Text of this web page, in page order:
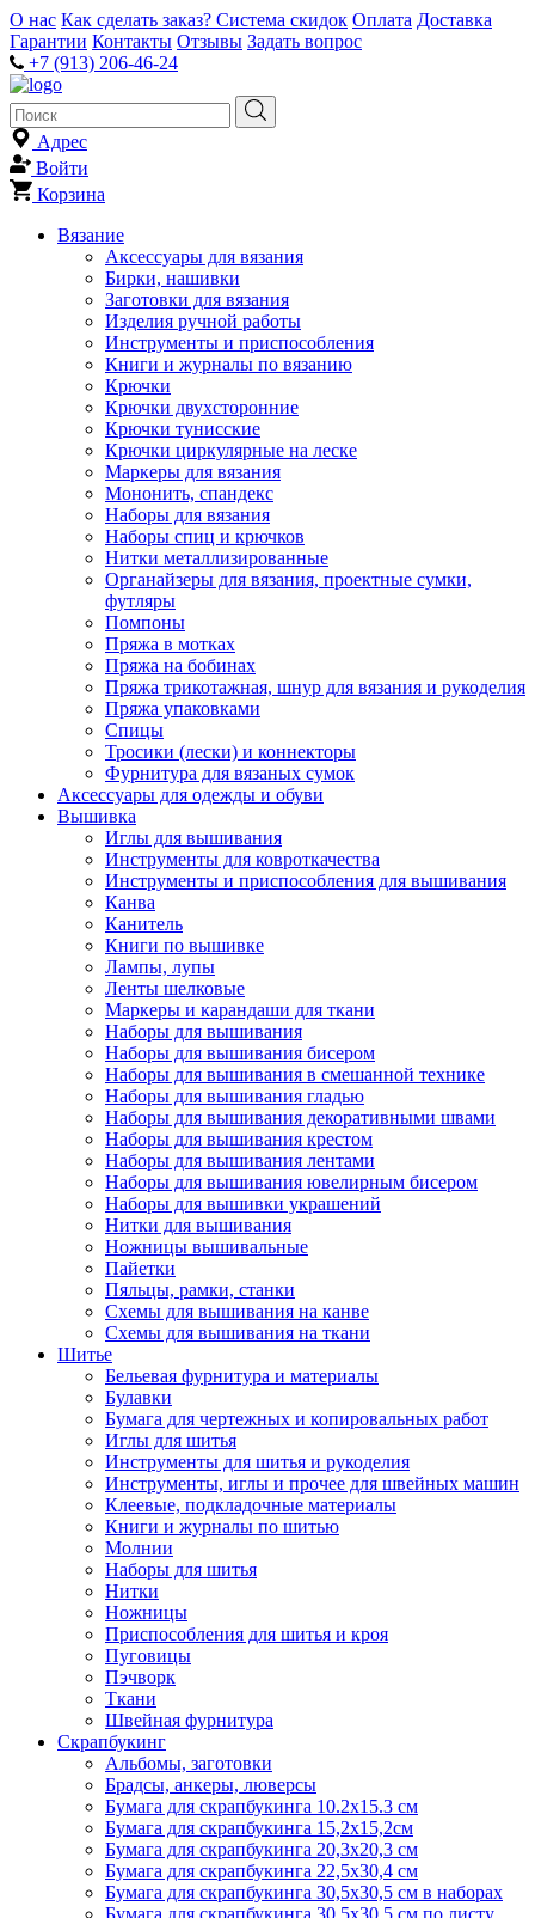
О нас Как сделать заказ? Система скидок Оплата Доставка
Гарантии Контакты Отзывы Задать вопрос
+7 (913) 206-46-24
Адрес
Войти
Корзина
Вязание
Аксессуары для вязания
Бирки, нашивки
Заготовки для вязания
Изделия ручной работы
Инструменты и приспособления
Книги и журналы по вязанию
Крючки
Крючки двухсторонние
Крючки тунисские
Крючки циркулярные на леске
Маркеры для вязания
Мононить, спандекс
Наборы для вязания
Наборы спиц и крючков
Нитки металлизированные
Органайзеры для вязания, проектные сумки,
футляры
Помпоны
Пряжа в мотках
Пряжа на бобинах
Пряжа трикотажная, шнур для вязания и рукоделия
Пряжа упаковками
Спицы
Тросики (лески) и коннекторы
Фурнитура для вязаных сумок
Аксессуары для одежды и обуви
Вышивка
Иглы для вышивания
Инструменты для ковроткачества
Инструменты и приспособления для вышивания
Канва
Канитель
Книги по вышивке
Лампы, лупы
Ленты шелковые
Маркеры и карандаши для ткани
Наборы для вышивания
Наборы для вышивания бисером
Наборы для вышивания в смешанной технике
Наборы для вышивания гладью
Наборы для вышивания декоративными швами
Наборы для вышивания крестом
Наборы для вышивания лентами
Наборы для вышивания ювелирным бисером
Наборы для вышивки украшений
Нитки для вышивания
Ножницы вышивальные
Пайетки
Пяльцы, рамки, станки
Схемы для вышивания на канве
Схемы для вышивания на ткани
Шитье
Бельевая фурнитура и материалы
Булавки
Бумага для чертежных и копировальных работ
Иглы для шитья
Инструменты для шитья и рукоделия
Инструменты, иглы и прочее для швейных машин
Клеевые, подкладочные материалы
Книги и журналы по шитью
Молнии
Наборы для шитья
Нитки
Ножницы
Приспособления для шитья и кроя
Пуговицы
Пэчворк
Ткани
Швейная фурнитура
Скрапбукинг
Альбомы, заготовки
Брадсы, анкеры, люверсы
Бумага для скрапбукинга 10.2х15.3 см
Бумага для скрапбукинга 15,2х15,2см
Бумага для скрапбукинга 20,3х20,3 см
Бумага для скрапбукинга 22,5х30,4 см
Бумага для скрапбукинга 30,5х30,5 см в наборах
Бумага для скрапбукинга 30,5х30,5 см по листу